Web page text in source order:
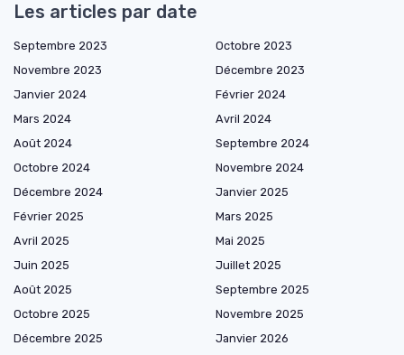
Les articles par date
Septembre 2023
Octobre 2023
Novembre 2023
Décembre 2023
Janvier 2024
Février 2024
Mars 2024
Avril 2024
Août 2024
Septembre 2024
Octobre 2024
Novembre 2024
Décembre 2024
Janvier 2025
Février 2025
Mars 2025
Avril 2025
Mai 2025
Juin 2025
Juillet 2025
Août 2025
Septembre 2025
Octobre 2025
Novembre 2025
Décembre 2025
Janvier 2026